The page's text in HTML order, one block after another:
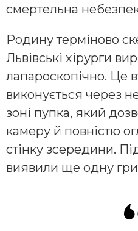
смертельна
Родину терміново
Львівські хірурги
лапароскопічно. Це
виконується через
зоні пупка, який
камеру й повністю
стінку зсередини.
виявили ще одну